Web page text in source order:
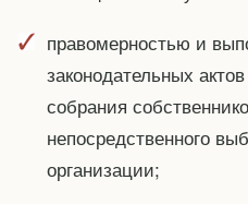
правомерностью и
законодательных
собрания
непосредственного
организации;